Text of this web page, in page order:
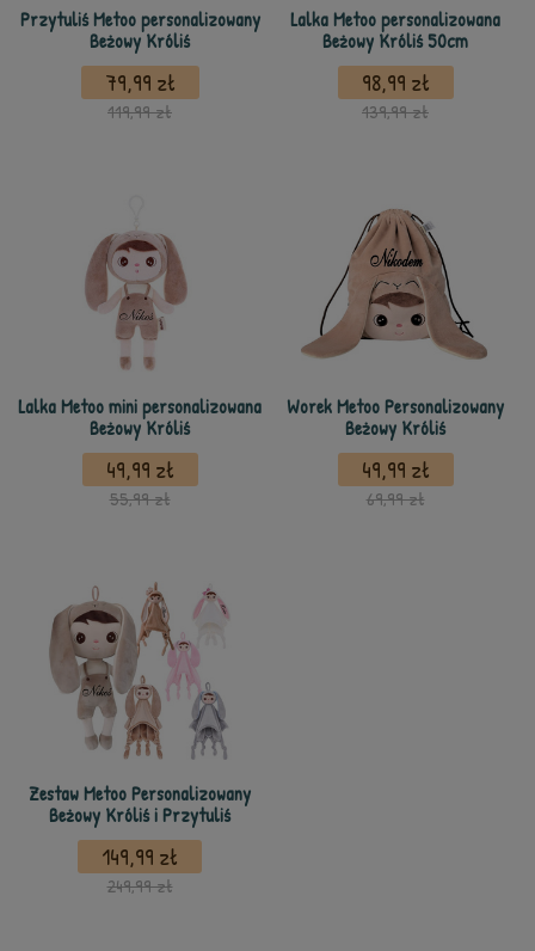
Przytuliś Metoo personalizowany
Beżowy Króliś
79,99 zł
119,99 zł
Lalka Metoo personalizowana
Beżowy Króliś 50cm
98,99 zł
139,99 zł
Lalka Metoo mini personalizowana
Beżowy Króliś
49,99 zł
55,99 zł
Worek Metoo Personalizowany
Beżowy Króliś
49,99 zł
69,99 zł
Zestaw Metoo Personalizowany
Beżowy Króliś i Przytuliś
149,99 zł
249,99 zł